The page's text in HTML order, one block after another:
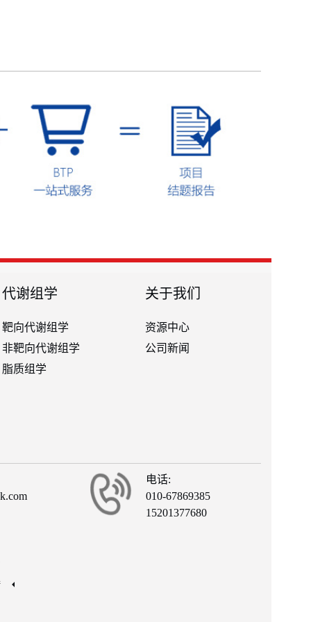
代谢组学
靶向代谢组学
非靶向代谢组学
脂质组学
关于我们
资源中心
公司新闻
电话:
010-67869385
15201377680